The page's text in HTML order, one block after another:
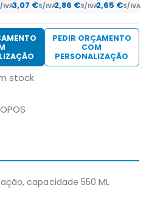
IVA3,07 €S/IVA2,86 €S/IVA2,65 €S/IVA
PEDIR ORÇAMENTO
COM
PERSONALIZAÇÃO
stock
capacidade 550 ML